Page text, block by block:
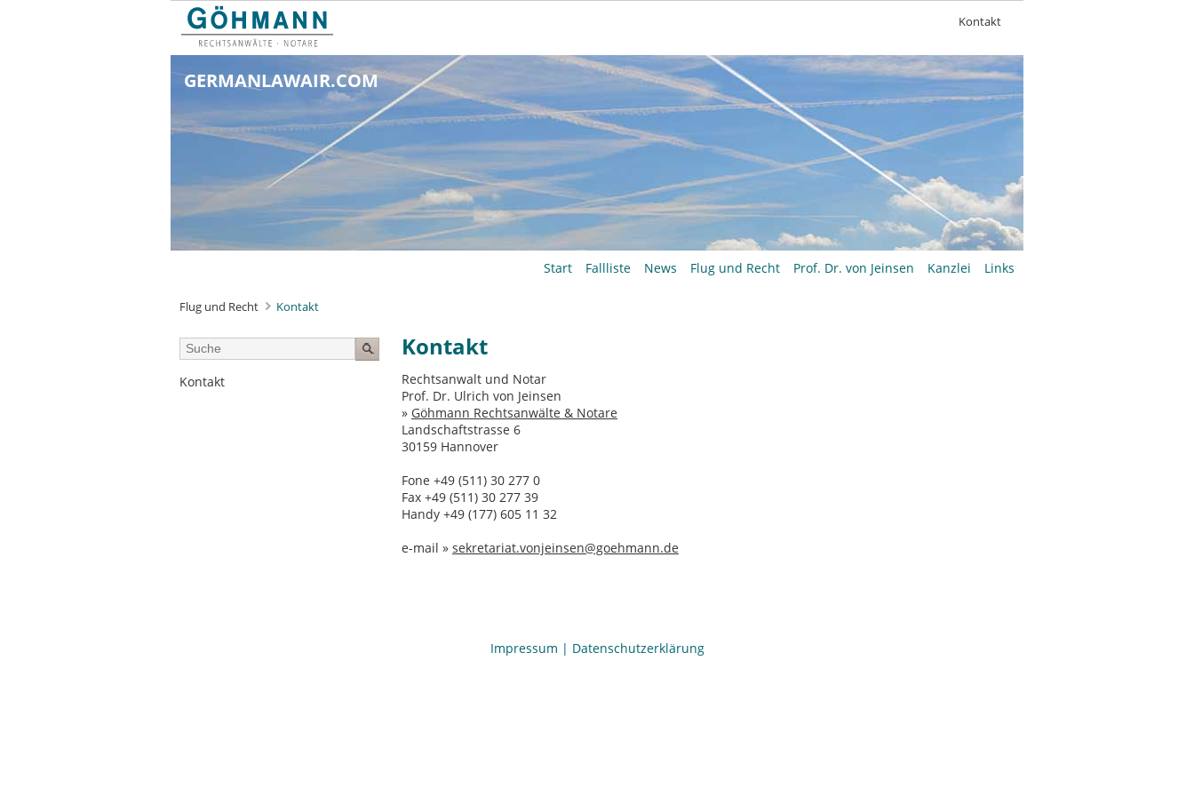
Navigation
Kontakt
GERMANLAWAIR.COM
Navigation
Start Fallliste News Flug und Recht Prof. Dr. von Jeinsen Kanzlei Links
Flug und Recht Kontakt
Kontakt
Rechtsanwalt und Notar
Prof. Dr. Ulrich von Jeinsen
» Göhmann Rechtsanwälte & Notare
Landschaftstrasse 6
30159 Hannover
Fone +49 (511) 30 277 0
Fax +49 (511) 30 277 39
Handy +49 (177) 605 11 32
e-mail » sekretariat.vonjeinsen@goehmann.de
Navigation
Kontakt
Impressum | Datenschutzerklärung